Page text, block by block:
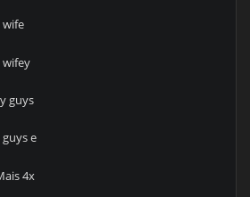
wife
wifey
guys
guys e
4x